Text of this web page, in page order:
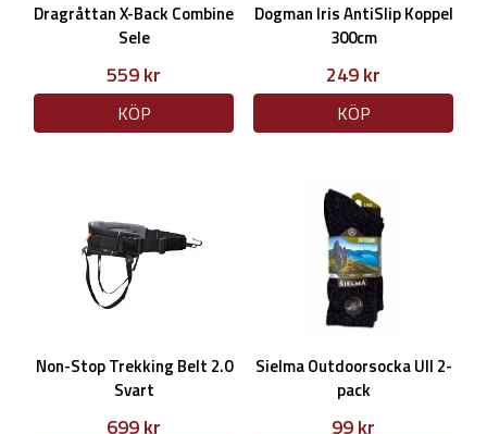
Dragråttan X-Back Combine
Sele
559 kr
KÖP
Dogman Iris AntiSlip Koppel
300cm
249 kr
KÖP
Non-Stop Trekking Belt 2.0
Svart
699 kr
Sielma Outdoorsocka Ull 2-
pack
99 kr